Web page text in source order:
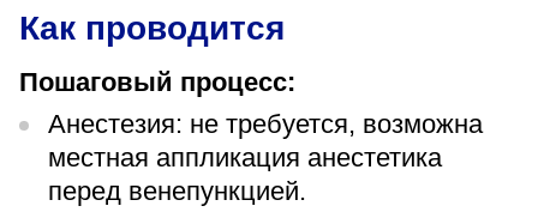
Как проводится
Пошаговый процесс:
Анестезия: не требуется, возможна
местная аппликация анестетика
перед венепункцией.